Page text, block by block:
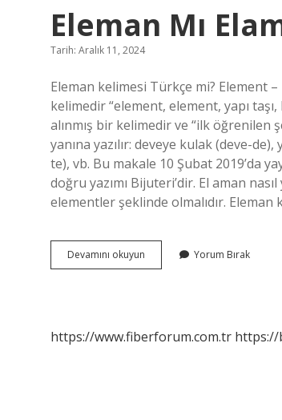
Eleman Mı
Tarih: Aralık 11, 2024
Eleman kelimesi Türkçe mi? Element
kelimedir “element, element, yapı
alınmış bir kelimedir ve “ilk öğrenilen
yanına yazılır: deveye kulak (deve-
te), vb. Bu makale 10 Şubat 2019’da
doğru yazımı Bijuteri’dir. El aman
elementler şeklinde olmalıdır. Eleman
Devamını okuyun
Mı
Yorum Bırak
https://www.fiberforum.com.tr https://